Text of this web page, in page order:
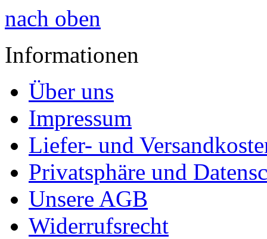
nach oben
Informationen
Über uns
Impressum
Liefer- und
Privatsphäre und
Unsere AGB
Widerrufsrecht